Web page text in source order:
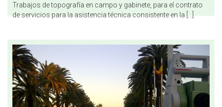
Trabajos de topografía en campo y gabinete, para el contrato
de servicios para la asistencia técnica consistente en la [...]